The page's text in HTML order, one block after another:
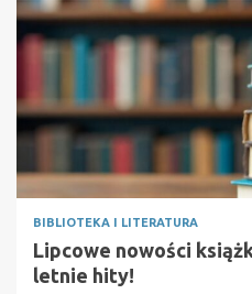
BIBLIOTEKA I LITERATURA
Lipcowe nowości
letnie hity!